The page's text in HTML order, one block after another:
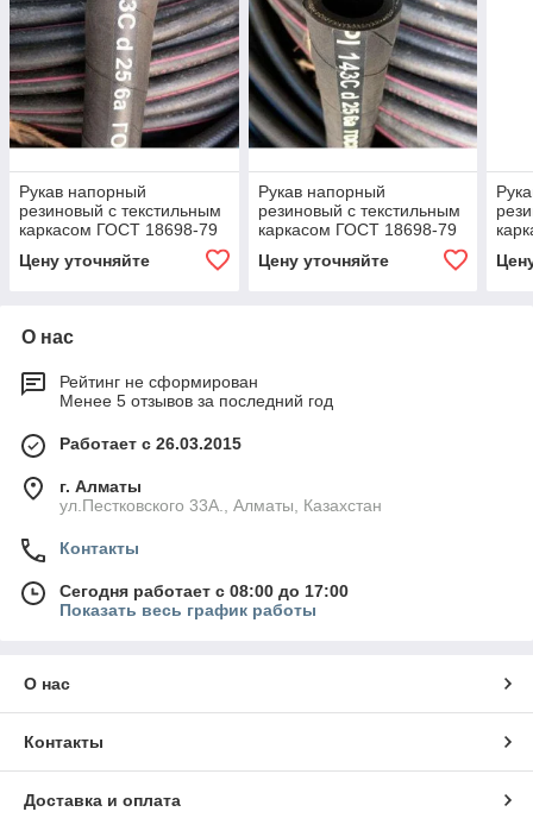
Рукав напорный
резиновый с текстильным
каркасом ГОСТ 18698-79
Цену уточняйте
Рукав напорный
резиновый с текстильным
каркасом ГОСТ 18698-79
Цену уточняйте
О нас
Рейтинг не сформирован
Менее 5 отзывов за последний год
Работает с 26.03.2015
г. Алматы
ул.Пестковского 33А., Алматы, Казахстан
Контакты
Сегодня работает с 08:00 до 17:00
Показать весь график работы
О нас
Контакты
Доставка и оплата